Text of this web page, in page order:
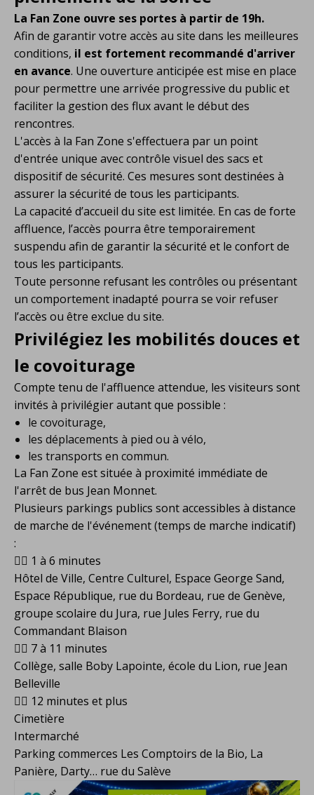
La Fan Zone ouvre ses portes à partir de 19h.
Afin de garantir votre accès au site dans les meilleures
conditions, il est fortement recommandé d'arriver
en avance. Une ouverture anticipée est mise en place
pour permettre une arrivée progressive du public et
faciliter la gestion des flux avant le début des
rencontres.
L'accès à la Fan Zone s'effectuera par un point
d'entrée unique avec contrôle visuel des sacs et
dispositif de sécurité. Ces mesures sont destinées à
assurer la sécurité de tous les participants.
La capacité d’accueil du site est limitée. En cas de forte
affluence, l’accès pourra être temporairement
suspendu afin de garantir la sécurité et le confort de
tous les participants.
Toute personne refusant les contrôles ou présentant
un comportement inadapté pourra se voir refuser
l’accès ou être exclue du site.
Privilégiez les mobilités douces et
le covoiturage
Compte tenu de l'affluence attendue, les visiteurs sont
invités à privilégier autant que possible :
le covoiturage,
les déplacements à pied ou à vélo,
les transports en commun.
La Fan Zone est située à proximité immédiate de
l'arrêt de bus Jean Monnet.
Plusieurs parkings publics sont accessibles à distance
de marche de l'événement (temps de marche indicatif)
:
🚶‍♀️ 1 à 6 minutes
Hôtel de Ville, Centre Culturel, Espace George Sand,
Espace République, rue du Bordeau, rue de Genève,
groupe scolaire du Jura, rue Jules Ferry, rue du
Commandant Blaison
🚶‍♀️ 7 à 11 minutes
Collège, salle Boby Lapointe, école du Lion, rue Jean
Belleville
🚶‍♀️ 12 minutes et plus
Cimetière
Intermarché
Parking commerces Les Comptoirs de la Bio, La
Panière, Darty… rue du Salève